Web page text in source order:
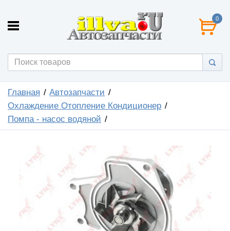
0
Главная
Автозапчасти
Охлаждение Отопление Кондиционер
Помпа - насос водяной